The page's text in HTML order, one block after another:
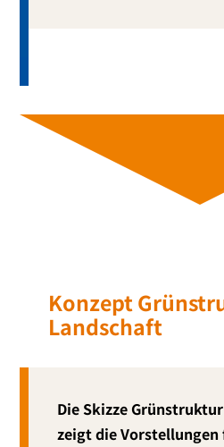
Konzept
Landschaft
Die Skizze
zeigt die